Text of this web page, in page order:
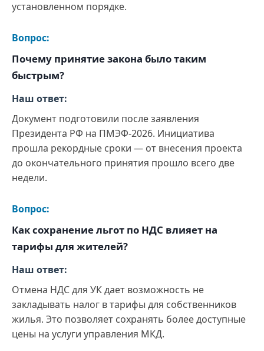
установленном порядке.
Вопрос:
Почему принятие закона было таким
быстрым?
Наш ответ:
Документ подготовили после заявления
Президента РФ на ПМЭФ-2026. Инициатива
прошла рекордные сроки — от внесения проекта
до окончательного принятия прошло всего две
недели.
Вопрос:
Как сохранение льгот по НДС влияет на
тарифы для жителей?
Наш ответ:
Отмена НДС для УК дает возможность не
закладывать налог в тарифы для собственников
жилья. Это позволяет сохранять более доступные
цены на услуги управления МКД.